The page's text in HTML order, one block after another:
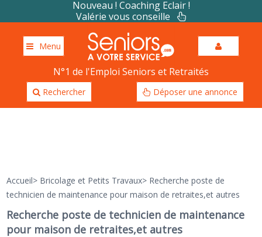
Nouveau ! Coaching Eclair !
Valérie vous conseille
Menu
N°1 de l'Emploi Seniors et Retraités
Rechercher Déposer une annonce
Accueil> Bricolage et Petits Travaux> Recherche poste de
technicien de maintenance pour maison de retraites,et autres
Recherche poste de technicien de maintenance
pour maison de retraites,et autres